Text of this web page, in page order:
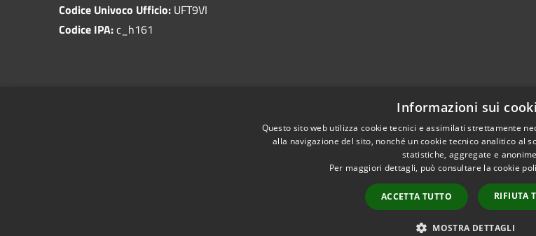
Codice Univoco Ufficio: UFT9VI
Codice IPA:c_h161
Informazioni sui
Questo sito web utilizza cookie tecnici e assimilati strettamente
alla navigazione del sito, nonché un cookie tecnico analitico al
statistiche, aggregate e
Per maggiori dettagli, può consultare la cookie
ACCETTA TUTTO RIFIUTA
MOSTRA DETTAGLI